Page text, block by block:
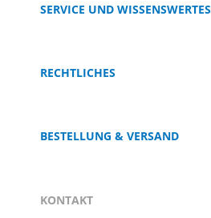
SERVICE UND WISSENSWERTES
RECHTLICHES
BESTELLUNG & VERSAND
KONTAKT